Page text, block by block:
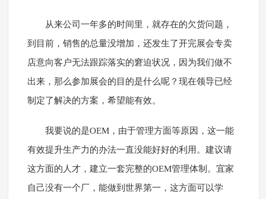
从来公司一年多的时间里，就存在的欠货问题，
到目前，销售的总量没增加，还发生了开完展会专卖
店意向客户无法跟踪落实的窘迫状况，因为我们做不
出来，那么参加展会的目的是什么呢？现在领导已经
制定了解决的方案，希望能有效。
我要说的是OEM，由于管理方面等原因，这一能
有效提升生产力的办法一直没能好好的利用。建议请
这方面的人才，建立一套完整的OEM管理体制。宜家
自己没有一个厂，能做到世界第一，这方面可以学